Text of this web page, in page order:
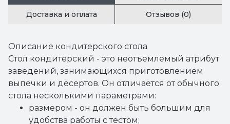
Доставка и оплата Отзывов (0)
Описание кондитерского стола
Стол кондитерский - это неотъемлемый атрибут
заведений, занимающихся приготовлением
выпечки и десертов. Он отличается от обычного
стола несколькими параметрами:
размером - он должен быть большим для
удобства работы с тестом;